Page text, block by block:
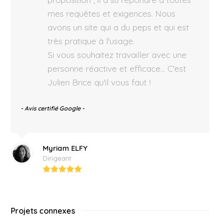
mes requêtes et exigences. Nous
avons un site qui a du peps et qui est
très pratique à l'usage.
Si vous souhaitez travailler avec une
personne réactive et efficace… C'est
Julien Brice qu'il vous faut !
- Avis certifié Google -
Myriam ELFY
Dirigeant
Projets connexes